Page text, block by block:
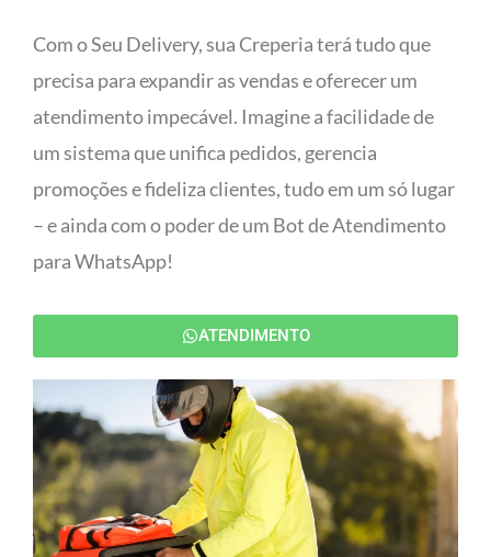
Com o Seu Delivery, sua Creperia terá tudo que
precisa para expandir as vendas e oferecer um
atendimento impecável. Imagine a facilidade de
um sistema que unifica pedidos, gerencia
promoções e fideliza clientes, tudo em um só lugar
– e ainda com o poder de um Bot de Atendimento
para WhatsApp!
ATENDIMENTO